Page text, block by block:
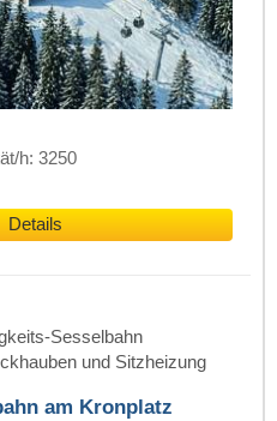
h: 3250
Details
Sesselbahn
und Sitzheizung
am Kronplatz